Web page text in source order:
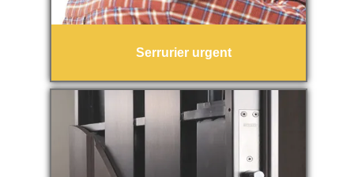
Serrurier urgent